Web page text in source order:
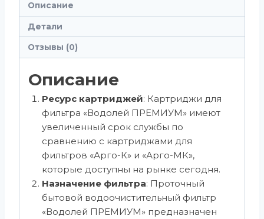
Описание
Детали
Отзывы (0)
Описание
Ресурс картриджей: Картриджи для
фильтра «Водолей ПРЕМИУМ» имеют
увеличенный срок службы по
сравнению с картриджами для
фильтров «Арго-К» и «Арго-МК»,
которые доступны на рынке сегодня.
Назначение фильтра: Проточный
бытовой водоочистительный фильтр
«Водолей ПРЕМИУМ» предназначен